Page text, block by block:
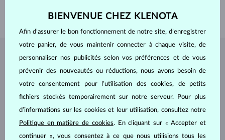
0.85 g
BIJOUX DEL'ATELIER KLENOTA
BIENVENUE CHEZ KLENOTA
Afin d’assurer le bon fonctionnement de notre site, d’enregistrer
votre panier, de vous maintenir connecter à chaque visite, de
personnaliser nos publicités selon vos préférences et de vous
prévenir des nouveautés ou réductions, nous avons besoin de
votre consentement pour l’utilisation des cookies, de petits
fichiers stockés temporairement sur notre serveur. Pour plus
d’informations sur les cookies et leur utilisation, consultez notre
Politique en matière de cookies. En cliquant sur « Accepter et
continuer », vous consentez à ce que nous utilisions tous les